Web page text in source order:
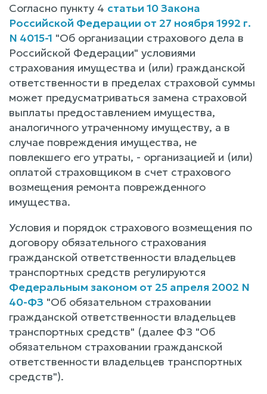
Согласно пункту 4 статьи 10 Закона
Российской Федерации от 27 ноября 1992 г.
N 4015-1 "Об организации страхового дела в
Российской Федерации" условиями
страхования имущества и (или) гражданской
ответственности в пределах страховой суммы
может предусматриваться замена страховой
выплаты предоставлением имущества,
аналогичного утраченному имуществу, а в
случае повреждения имущества, не
повлекшего его утраты, - организацией и (или)
оплатой страховщиком в счет страхового
возмещения ремонта поврежденного
имущества.
Условия и порядок страхового возмещения по
договору обязательного страхования
гражданской ответственности владельцев
транспортных средств регулируются
Федеральным законом от 25 апреля 2002 N
40-ФЗ "Об обязательном страховании
гражданской ответственности владельцев
транспортных средств" (далее ФЗ "Об
обязательном страховании гражданской
ответственности владельцев транспортных
средств").